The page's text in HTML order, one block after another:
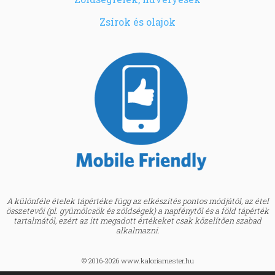
Zsírok és olajok
A különféle ételek tápértéke függ az elkészítés pontos módjától, az étel
összetevői (pl. gyümölcsök és zöldségek) a napfénytől és a föld tápérték
tartalmától, ezért az itt megadott értékeket csak közelítően szabad
alkalmazni.
© 2016-2026 www.kaloriamester.hu